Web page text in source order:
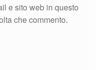
e sito web in questo
che commento.